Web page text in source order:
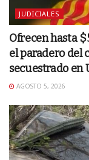
JUDICIALES
Ofrecen hasta
el paradero del
secuestrado en
AGOSTO 5, 2026